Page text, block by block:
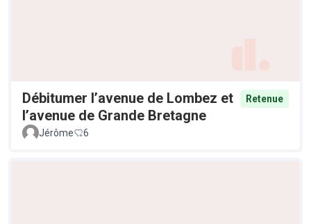
Débitumer l’avenue de Lombez et
l’avenue de Grande Bretagne
Retenue
Jérôme 6